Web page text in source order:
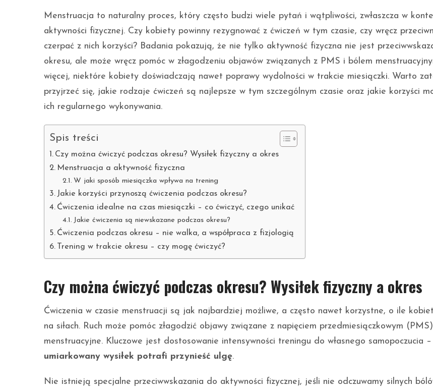
Menstruacja to naturalny proces, który często budzi wiele pytań i wątpliwości, zwłaszcza w
aktywności fizycznej. Czy kobiety powinny rezygnować z ćwiczeń w tym czasie, czy wręcz
czerpać z nich korzyści? Badania pokazują, że nie tylko aktywność fizyczna nie jest
okresu, ale może wręcz pomóc w złagodzeniu objawów związanych z PMS i bólem
więcej, niektóre kobiety doświadczają nawet poprawy wydolności w trakcie miesiączki. Warto
przyjrzeć się, jakie rodzaje ćwiczeń są najlepsze w tym szczególnym czasie oraz jakie korzyści
ich regularnego wykonywania.
Spis treści
Czy można ćwiczyć podczas okresu? Wysiłek fizyczny a okres
Menstruacja a aktywność fizyczna
W jaki sposób miesiączka wpływa na trening
Jakie korzyści przynoszą ćwiczenia podczas okresu?
Ćwiczenia idealne na czas miesiączki – co ćwiczyć, czego unikać
Jakie ćwiczenia są niewskazane podczas okresu?
Ćwiczenia podczas okresu – nie walka, a współpraca z fizjologią
Trening w trakcie okresu – czy mogę ćwiczyć?
Czy można ćwiczyć podczas okresu? Wysiłek fizyczny a okres
Ćwiczenia w czasie menstruacji są jak najbardziej możliwe, a często nawet korzystne, o ile
na siłach. Ruch może pomóc złagodzić objawy związane z napięciem przedmiesiączkowym
menstruacyjne. Kluczowe jest dostosowanie intensywności treningu do własnego samopoczucia –
umiarkowany wysiłek potrafi przynieść ulgę.
Nie istnieją specjalne przeciwwskazania do aktywności fizycznej, jeśli nie odczuwamy silnych